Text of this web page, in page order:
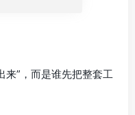
来”，而是谁先把整套工